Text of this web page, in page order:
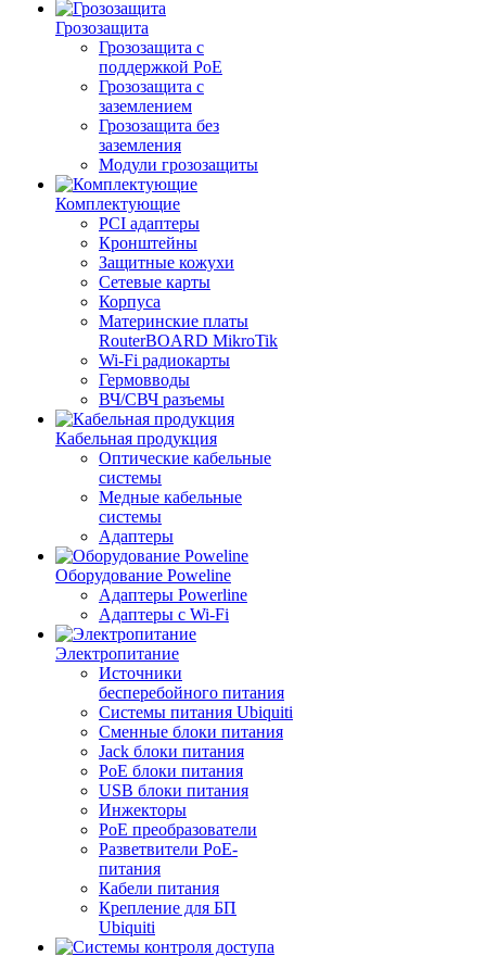
Грозозащита
Грозозащита с
поддержкой PoE
Грозозащита с
заземлением
Грозозащита без
заземления
Модули грозозащиты
Комплектующие
PCI адаптеры
Кронштейны
Защитные кожухи
Сетевые карты
Корпуса
Материнские платы
RouterBOARD MikroTik
Wi-Fi радиокарты
Гермовводы
ВЧ/СВЧ разъемы
Кабельная продукция
Оптические кабельные
системы
Медные кабельные
системы
Адаптеры
Оборудование Poweline
Адаптеры Powerline
Адаптеры с Wi-Fi
Электропитание
Источники
бесперебойного питания
Системы питания Ubiquiti
Сменные блоки питания
Jack блоки питания
PoE блоки питания
USB блоки питания
Инжекторы
PoE преобразователи
Разветвители PoE-
питания
Кабели питания
Крепление для БП
Ubiquiti